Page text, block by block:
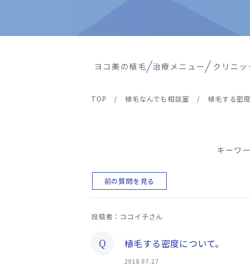
ヨコ美の植毛 治療メニュー クリニ
TOP / 植毛なんでも相談室 / 植毛する密
キーワ
前の質問を見る
投稿者：ココイチさん
Q 植毛する密度について。
2018.07.27